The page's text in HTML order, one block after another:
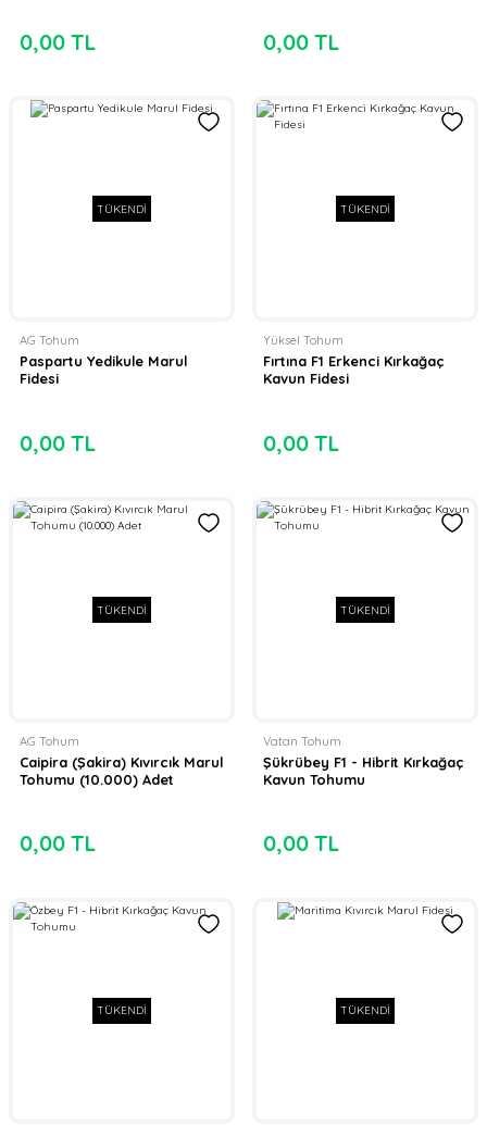
0,00 TL 0,00 TL
TÜKENDİ
AG Tohum
Paspartu Yedikule Marul
Fidesi
0,00 TL
TÜKENDİ
Yüksel Tohum
Fırtına F1 Erkenci Kırkağaç
Kavun Fidesi
0,00 TL
TÜKENDİ
AG Tohum
Caipira (Şakira) Kıvırcık Marul
Tohumu (10.000) Adet
0,00 TL
TÜKENDİ
Vatan Tohum
Şükrübey F1 - Hibrit Kırkağaç
Kavun Tohumu
0,00 TL
TÜKENDİ TÜKENDİ